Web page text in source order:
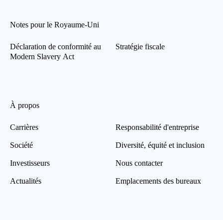
Notes pour le Royaume-Uni
Déclaration de conformité au
Modern Slavery Act
Stratégie fiscale
À propos
Carrières
Société
Investisseurs
Actualités
Responsabilité d'entreprise
Diversité, équité et inclusion
Nous contacter
Emplacements des bureaux